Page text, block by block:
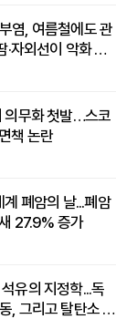
염, 여름철에도 관
·자외선이 악화 요
의무화 첫발…스코
책 논란
계 폐암의 날...폐암
27.9% 증가
유의 지정학...독
, 그리고 탈탄소 패